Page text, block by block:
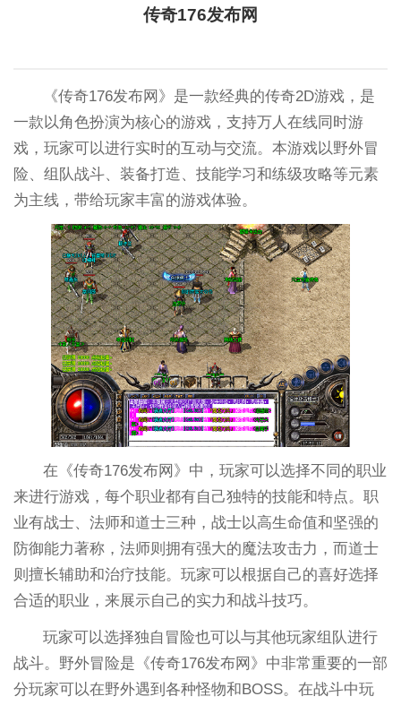
传奇176发布网
《传奇176发布网》是一款经典的传奇2D游戏，是
一款以角色扮演为核心的游戏，支持万人在线同时游
戏，玩家可以进行实时的互动与交流。本游戏以野外冒
险、组队战斗、装备打造、技能学习和练级攻略等元素
为主线，带给玩家丰富的游戏体验。
在《传奇176发布网》中，玩家可以选择不同的职业
来进行游戏，每个职业都有自己独特的技能和特点。职
业有战士、法师和道士三种，战士以高生命值和坚强的
防御能力著称，法师则拥有强大的魔法攻击力，而道士
则擅长辅助和治疗技能。玩家可以根据自己的喜好选择
合适的职业，来展示自己的实力和战斗技巧。
玩家可以选择独自冒险也可以与其他玩家组队进行
战斗。野外冒险是《传奇176发布网》中非常重要的一部
分玩家可以在野外遇到各种怪物和BOSS。在战斗中玩